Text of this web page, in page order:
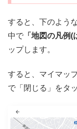
すると、下のよう
中で 「地図の凡例
ップします。
すると、マイマッ
で「閉じる」をタ